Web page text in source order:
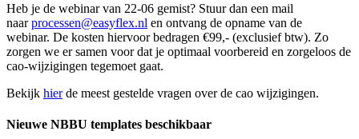
Heb je de webinar van 22-06 gemist? Stuur dan een mail
naarprocessen@easyflex.nl en ontvang de opname van de
webinar. De kosten hiervoor bedragen €99,- (exclusief btw). Zo
zorgen we er samen voor dat je optimaal voorbereid en zorgeloos de
cao-wijzigingen tegemoet gaat.
Bekijk hierde meest gestelde vragen over de cao wijzigingen.
Nieuwe NBBU templates beschikbaar